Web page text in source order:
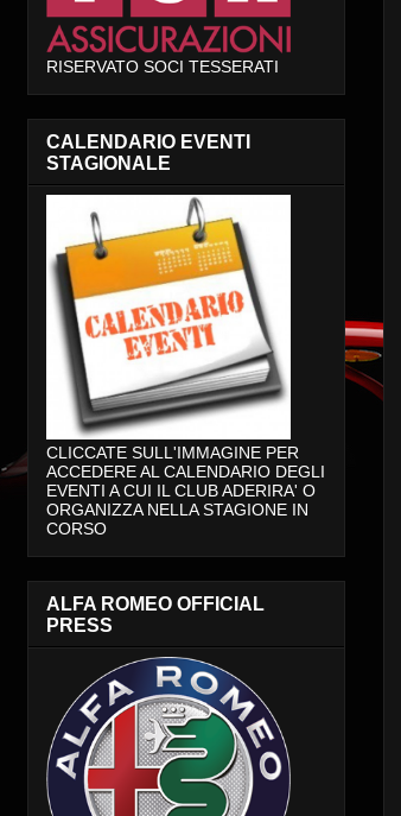
RISERVATO SOCI TESSERATI
CALENDARIO EVENTI
STAGIONALE
CLICCATE SULL'IMMAGINE PER
ACCEDERE AL CALENDARIO DEGLI
EVENTI A CUI IL CLUB ADERIRA' O
ORGANIZZA NELLA STAGIONE IN
CORSO
ALFA ROMEO OFFICIAL
PRESS